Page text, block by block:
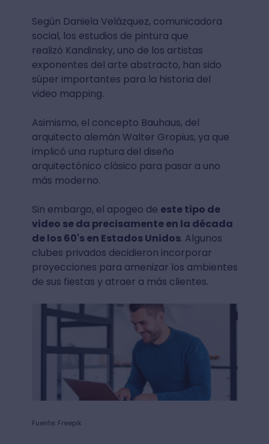
Según Daniela Velázquez, comunicadora
social, los estudios de pintura que
realizó Kandinsky, uno de los artistas
exponentes del arte abstracto, han sido
súper importantes para la historia del
video mapping.
Asimismo, el concepto Bauhaus, del
arquitecto alemán Walter Gropius, ya que
implicó una ruptura del diseño
arquitectónico clásico para pasar a uno
más moderno.
Sin embargo, el apogeo de este tipo de
video se da precisamente en la década
de los 60's en Estados Unidos. Algunos
clubes privados decidieron incorporar
proyecciones para amenizar los ambientes
de sus fiestas y atraer a más clientes.
Fuente: Freepik